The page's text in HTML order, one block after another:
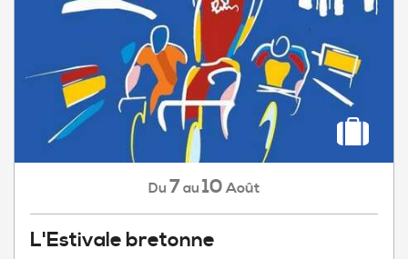
Du 7au 10 Août
L'Estivale bretonne